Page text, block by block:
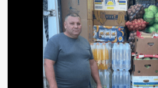
комбайна
наїхав
на
чоловіка:
деталі
фото
від